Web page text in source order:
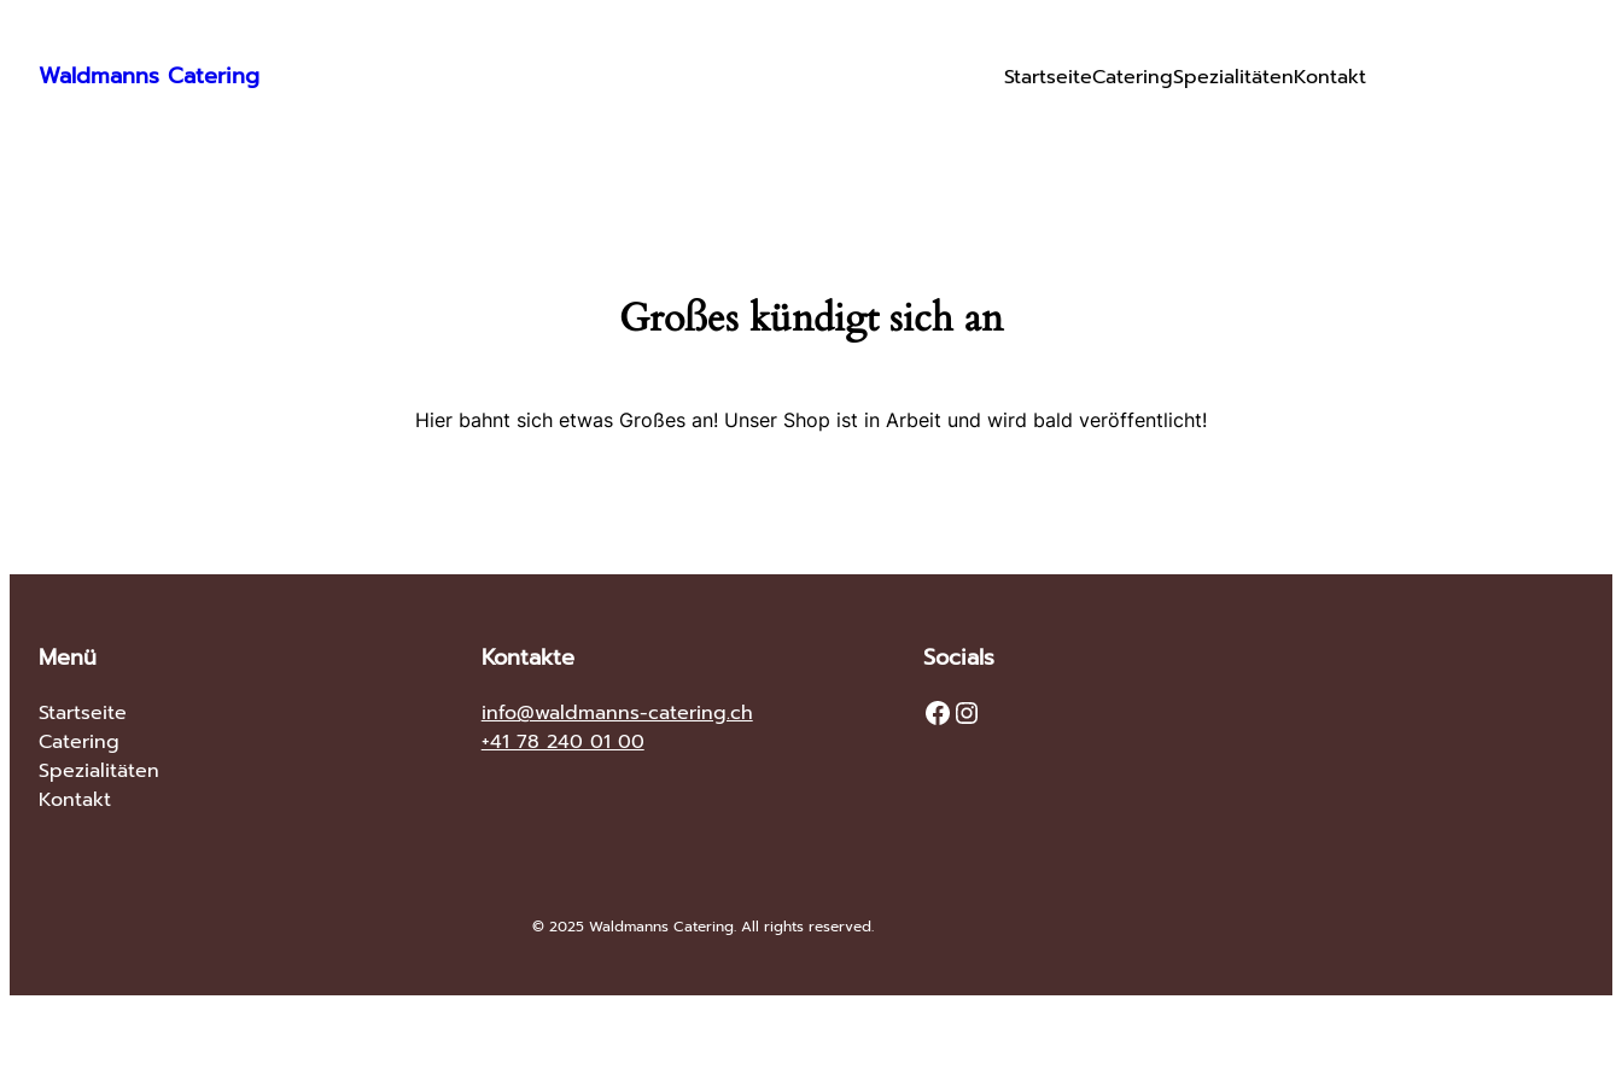
Waldmanns Catering StartseiteCateringSpezialitätenKontakt
Großes kündigt sich an
Hier bahnt sich etwas Großes an! Unser Shop ist in Arbeit und wird bald veröffentlicht!
Menü
Startseite
Catering
Spezialitäten
Kontakt
Kontakte
info@waldmanns-catering.ch
+41 78 240 01 00
Socials
Facebook Instagram
© 2025 Waldmanns Catering. All rights reserved.